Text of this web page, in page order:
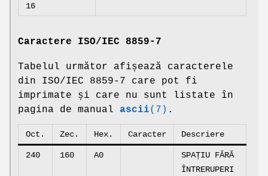
16
Caractere ISO/IEC 8859-7
Tabelul următor afișează caracterele
din ISO/IEC 8859-7 care pot fi
imprimate și care nu sunt listate în
pagina de manual ascii(7) .
Oct. Zec. Hex. Caracter Descriere
240 160 A0
SPAȚIU FĂRĂ
ÎNTRERUPERI